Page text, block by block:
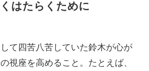
はたらくために
て四苦八苦していた鈴木が心が
視座を高めること。たとえば、